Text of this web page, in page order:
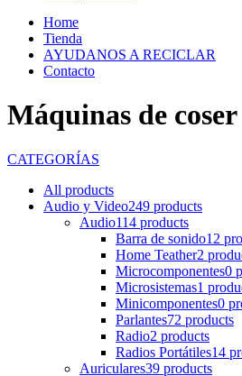
Home
Tienda
AYUDANOS A RECICLAR
Contacto
Máquinas de coser
CATEGORÍAS
All products
Audio y Video249 products
Audio114 products
Barra de sonido12
Home Teather2
Microcomponentes0
Microsistemas1
Minicomponentes0
Parlantes72 products
Radio2 products
Radios Portátiles14
Auriculares39 products